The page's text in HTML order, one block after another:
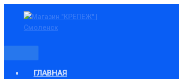
Перейти
содержимому
Главное
меню
ГЛАВНАЯ
Количество
товара
12x60